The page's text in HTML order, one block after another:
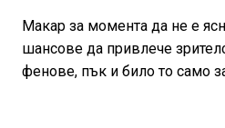
Макар за момента да не е
шансове да привлече
фенове, пък и било то само